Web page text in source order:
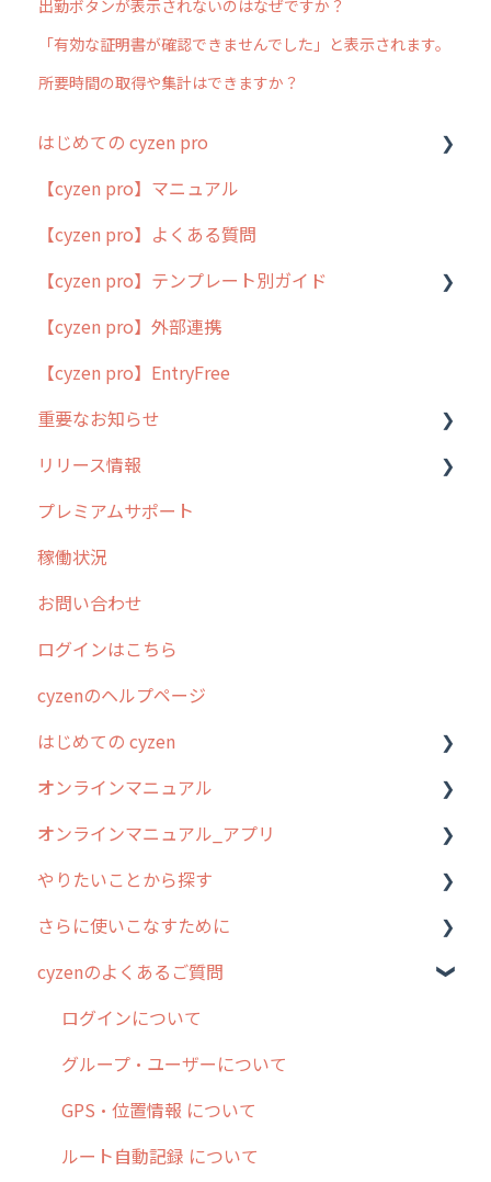
出勤ボタンが表示されないのはなぜですか？
「有効な証明書が確認できませんでした」と表示されます。
所要時間の取得や集計はできますか？
はじめての cyzen pro
cyzen pro とは？
簡易マニュアル
cyzen proの位置情報取得について
用語集
よくある質問
【cyzen pro】マニュアル
【cyzen pro】よくある質問
【cyzen pro】テンプレート別ガイド
ポスティング
ラウンダー
メンテナンス
外廻り営業
清掃
不動産
【cyzen pro】外部連携
【cyzen pro】EntryFree
重要なお知らせ
過去の重要なお知らせ
障害情報
リリース情報
リリース
2026年のリリース情報
2025年のリリース情報
2024年のリリース情報
2023年のリリース情報
過去のリリース
2019年までのリリース情報
お客様の声を実現しました
プレミアムサポート
稼働状況
お問い合わせ
ログインはこちら
cyzenのヘルプページ
はじめての cyzen
0. はじめてのcyzenの使い方
1. cyzenについて知ろう
2. 主要機能の概要
3. cyzenの位置情報取得について
4. cyzen利用前の準備：システム管理者編
5. 基本的な使い方：システム管理者編
6. 基本的な使い方：ユーザー編
7. 初心者向けよくある質問集
8. 用語集
オンラインマニュアル
管理サイトの使い始め
ユーザー・グループ管理
行動管理
予定管理
スポット
ステータス・主観
報告書・行動種別
勤怠管理
オンラインマニュアル_アプリ
アプリの使い始め
ホーム画面
スポット
報告閲覧
予定
日報
履歴
やりたいことから探す
行動管理
勤怠管理
予定管理
スポット
ステータス・主観
報告書・行動種別
さらに使いこなすために
はじめに
スポット・ステータス関連オプション
交通費自動計算
安全走行支援
写真管理・高画質化
cyzenのよくあるご質問
ログインについて
グループ・ユーザーについて
GPS・位置情報 について
ルート自動記録 について